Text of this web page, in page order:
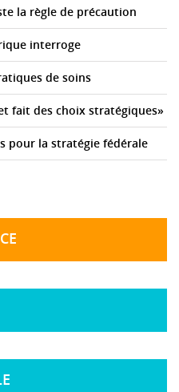
la règle de précaution
interroge
de soins
fait des choix stratégiques»
pour la stratégie fédérale